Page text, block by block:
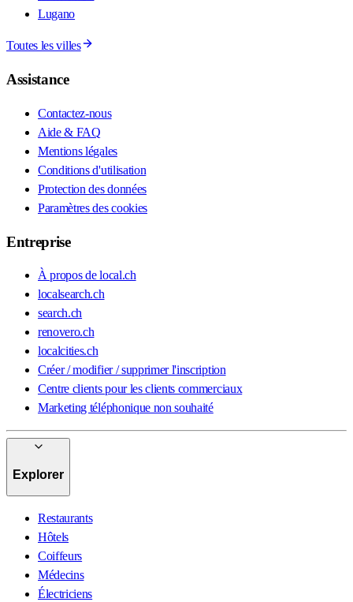
Lugano
Toutes les villes
Assistance
Contactez-nous
Aide & FAQ
Mentions légales
Conditions d'utilisation
Protection des données
Paramètres des cookies
Entreprise
À propos de local.ch
localsearch.ch
search.ch
renovero.ch
localcities.ch
Créer / modifier / supprimer l'inscription
Centre clients pour les clients commerciaux
Marketing téléphonique non souhaité
Explorer
Restaurants
Hôtels
Coiffeurs
Médecins
Électriciens